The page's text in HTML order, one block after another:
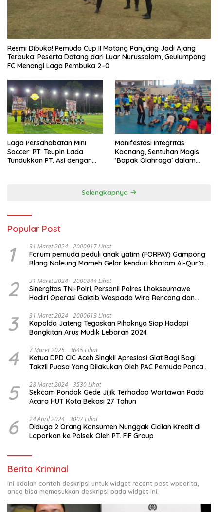
Resmi Dibuka! Pemuda Cup II Matang Panyang Jadi Ajang
Terbuka: Peserta Datang dari Luar Nurussalam, Geulumpang
FC Menangi Laga Pembuka 2–0
Laga Persahabatan Mini
Soccer: PT. Teupin Lada
Tundukkan PT. Asi dengan
Manifestasi Integritas
Kaonang, Sentuhan Magis
‘Bapak Olahraga’ dalam
Selengkapnya
Popular Post
1 31 Maret 2024 2000917 Lihat
Forum pemuda peduli anak yatim (FORPAY) Gampong
Blang Naleung Mameh Gelar kenduri khatam Al-Qur’an
2 31 Maret 2024 2000844 Lihat
Sinergitas TNI-Polri, Personil Polres Lhokseumawe
Hadiri Operasi Gaktib Waspada Wira Rencong dan
3 31 Maret 2024 2000613 Lihat
Kapolda Jateng Tegaskan Pihaknya Siap Hadapi
Bangkitan Arus Mudik Lebaran 2024
4 7 Maret 2025 3645 Lihat
Ketua DPD CIC Aceh Singkil Apresiasi Giat Bagi Bagi
Takzil Puasa Yang Dilakukan Oleh PAC Pemuda Panca
Meriah Kabupaten Aceh Singkil
5 28 Maret 2024 3530 Lihat
Sekcam Pondok Gede Jijik Terhadap Wartawan Pada
Acara HUT Kota Bekasi 27 Tahun
6 24 April 2024 3007 Lihat
Diduga 2 Orang Konsumen Nunggak Cicilan Kredit di
Laporkan ke Polsek Oleh PT. FIF Group
Berita Kriminal
Ini adalah contoh deskripsi untuk widget recent post wpberita,
anda bisa memasukkan deskripsi pada widget ini.